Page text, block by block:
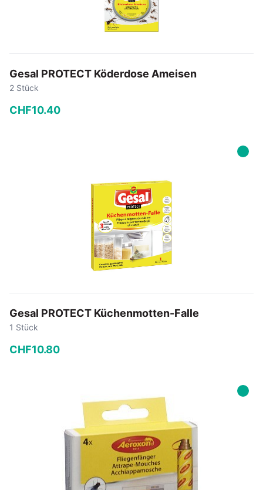
Gesal PROTECT Köderdose Ameisen
2 Stück
CHF10.40
Gesal PROTECT Küchenmotten-Falle
1 Stück
CHF10.80
In den Warenkorb